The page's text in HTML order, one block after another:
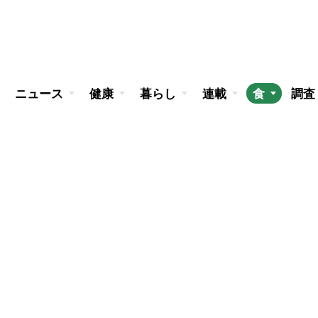
ニュース 健康 暮らし 連載 食 調査